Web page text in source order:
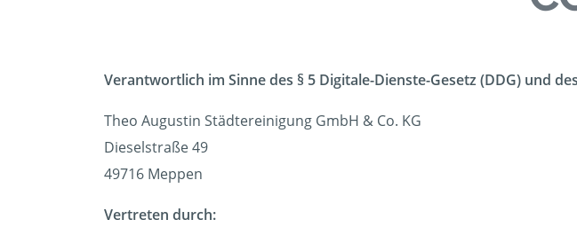
Verantwortlich im Sinne des § 5 Digitale-Dienste-Gesetz (DDG) und
Theo Augustin Städtereinigung GmbH & Co. KG
Dieselstraße 49
49716 Meppen
Vertreten durch: